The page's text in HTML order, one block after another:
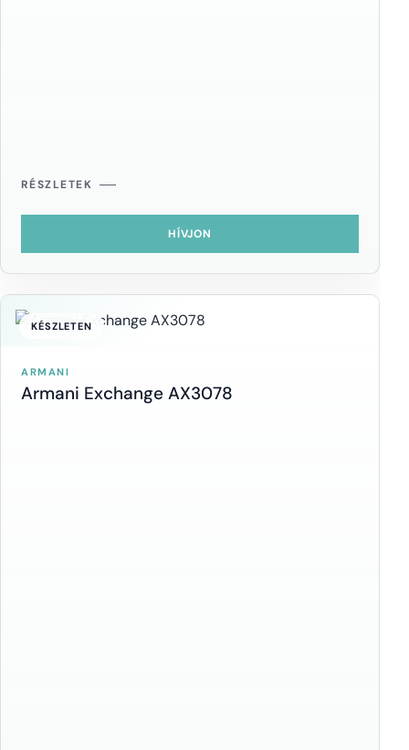
RÉSZLETEK
HÍVJON
KÉSZLETEN
ARMANI
Armani Exchange AX3078